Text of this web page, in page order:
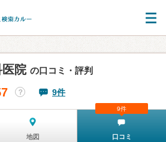
院 の口コミ・評判
？ 9件
地図 口コミ
9件